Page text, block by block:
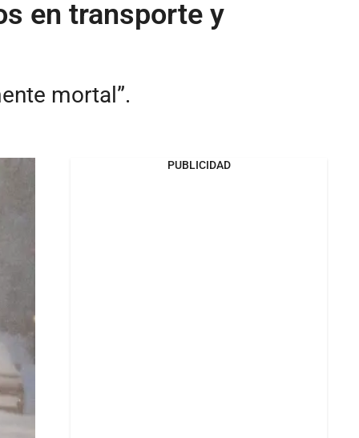
en transporte y
mortal”.
PUBLICIDAD